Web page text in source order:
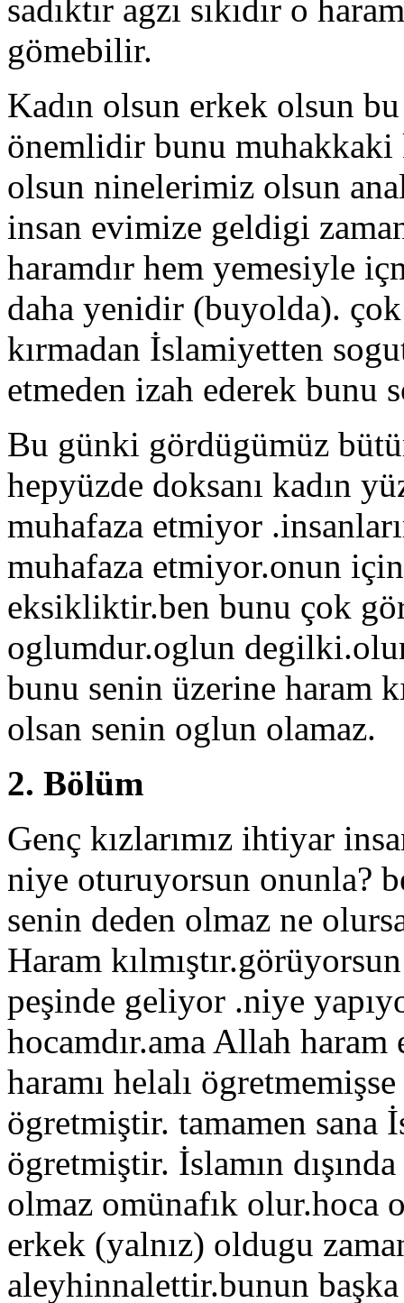
sadıktır agzı sıkıdır o
gömebilir.
Kadın olsun erkek olsun
önemlidir bunu muhakkaki
olsun ninelerimiz olsun
insan evimize geldigi
haramdır hem yemesiyle
daha yenidir (buyolda).
kırmadan İslamiyetten
etmeden izah ederek bunu
Bu günki gördügümüz
hepyüzde doksanı kadın
muhafaza etmiyor
muhafaza etmiyor.onun
eksikliktir.ben bunu çok
oglumdur.oglun
bunu senin üzerine haram
olsan senin oglun olamaz.
2. Bölüm
Genç kızlarımız ihtiyar
niye oturuyorsun onunla?
senin deden olmaz ne
Haram
peşinde geliyor .niye
hocamdır.ama Allah
haramı helalı
ögretmiştir. tamamen sana
ögretmiştir. İslamın
olmaz omünafık olur.hoca
erkek (yalnız) oldugu
aleyhinnalettir.bunun